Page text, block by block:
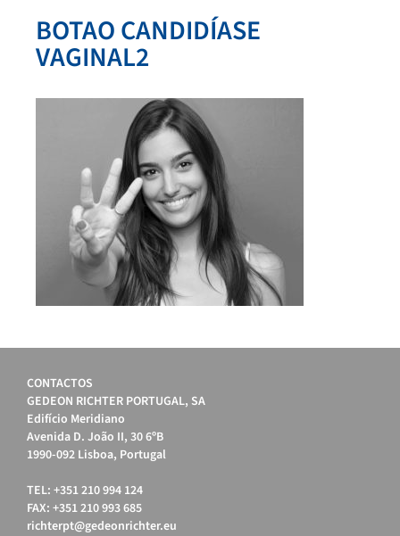
BOTAO CANDIDÍASE
VAGINAL2
CONTACTOS
GEDEON RICHTER PORTUGAL, SA
Edifício Meridiano
Avenida D. João II, 30 6ºB
1990-092 Lisboa, Portugal
TEL: +351 210 994 124
FAX: +351 210 993 685
richterpt@gedeonrichter.eu